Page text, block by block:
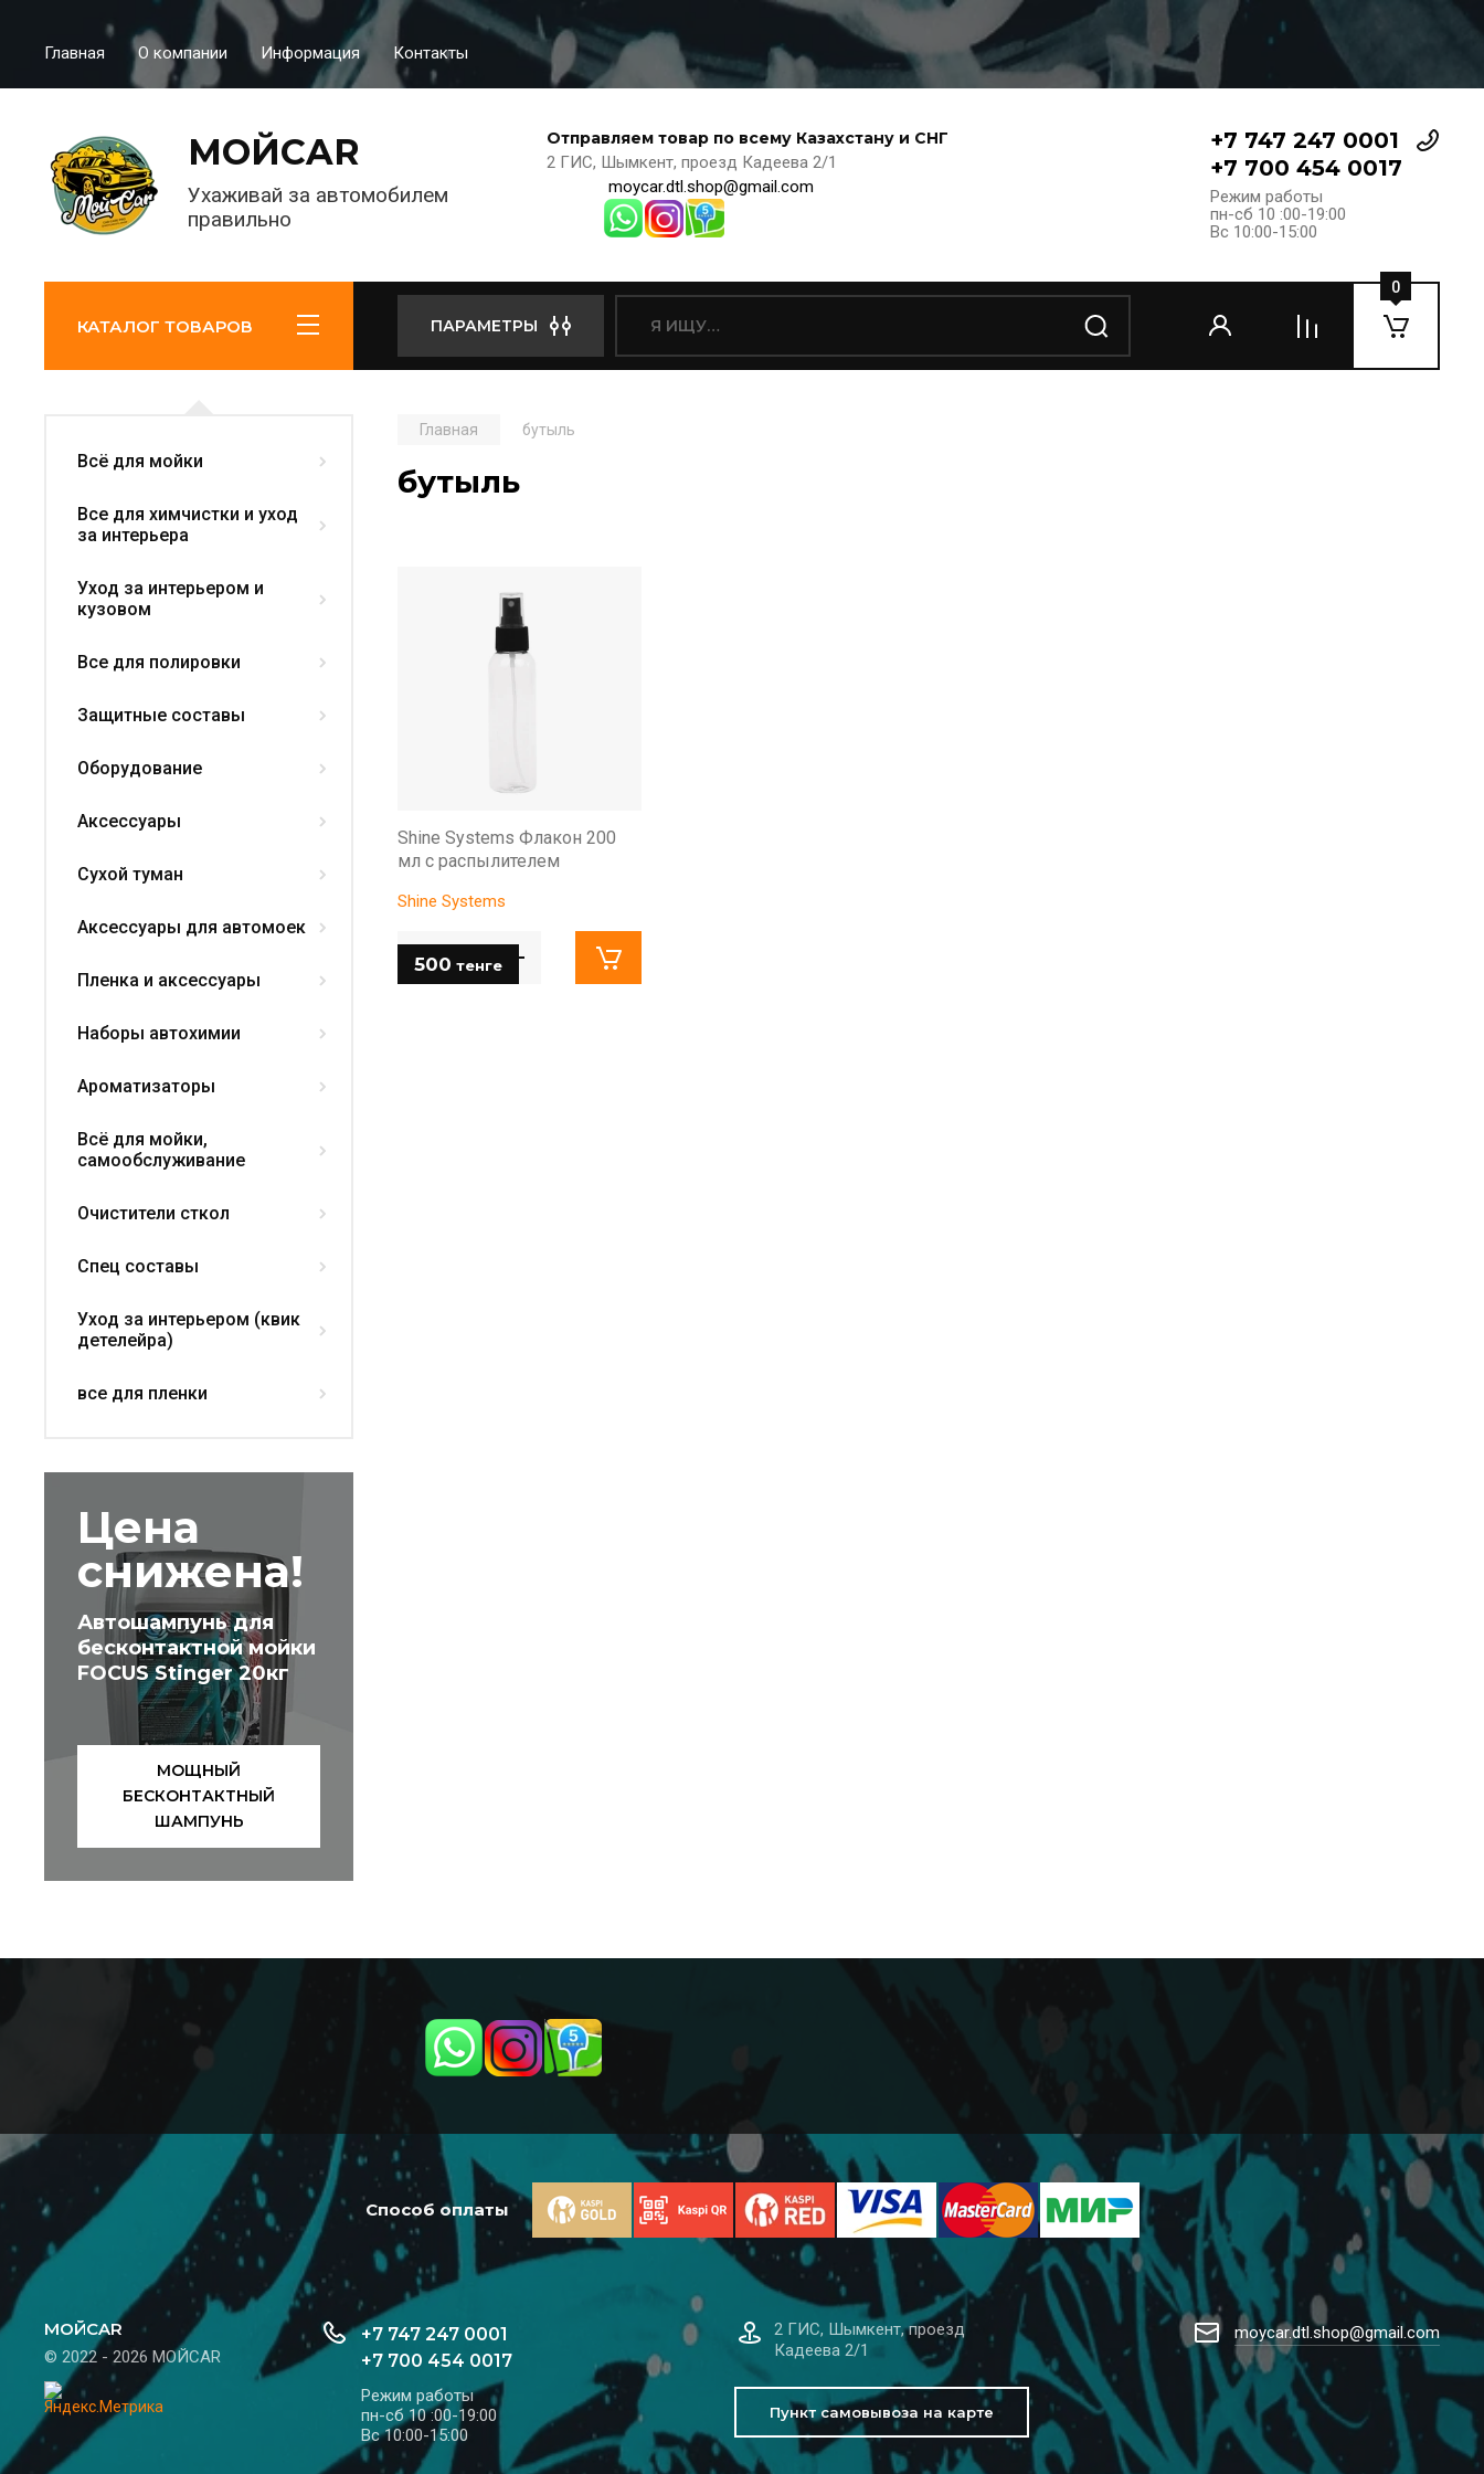
Главная О компании Информация Контакты
МОЙCAR
Ухаживай за автомобилем
правильно
Отправляем товар по всему Казахстану и СНГ
2 ГИС, Шымкент, проезд Кадеева 2/1
moycar.dtl.shop@gmail.com
+7 747 247 0001
+7 700 454 0017
Режим работы
пн-сб 10 :00-19:00
Вс 10:00-15:00
КАТАЛОГ ТОВАРОВ ПАРАМЕТРЫ
0
Всё для мойки
Все для химчистки и уход
за интерьера
Уход за интерьером и
кузовом
Все для полировки
Защитные составы
Оборудование
Аксессуары
Сухой туман
Аксессуары для автомоек
Пленка и аксессуары
Наборы автохимии
Ароматизаторы
Всё для мойки,
самообслуживание
Очистители сткол
Спец составы
Уход за интерьером (квик
детелейра)
все для пленки
Цена
снижена!
Автошампунь для
бесконтактной мойки
FOCUS Stinger 20кг
МОЩНЫЙ
БЕСКОНТАКТНЫЙ
ШАМПУНЬ
Главная бутыль
бутыль
Shine Systems Флакон 200
мл с распылителем
Shine Systems
500 тенге
Способ оплаты
МОЙCAR
© 2022 - 2026 МОЙCAR
+7 747 247 0001
+7 700 454 0017
Режим работы
пн-сб 10 :00-19:00
Вс 10:00-15:00
2 ГИС, Шымкент, проезд
Кадеева 2/1
Пункт самовывоза на карте
moycar.dtl.shop@gmail.com